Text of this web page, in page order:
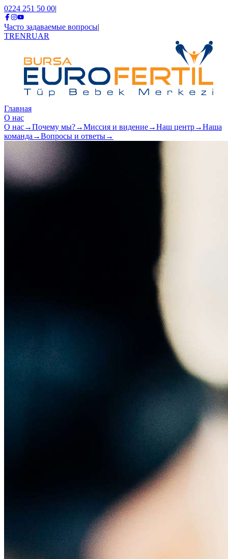
0224 251 50 00|
Часто задаваемые вопросы|
TRENRUAR
Главная
О нас
О нас→Почему мы?→Миссия и видение→Наш центр→Наша
команда →Вопросы и ответы→